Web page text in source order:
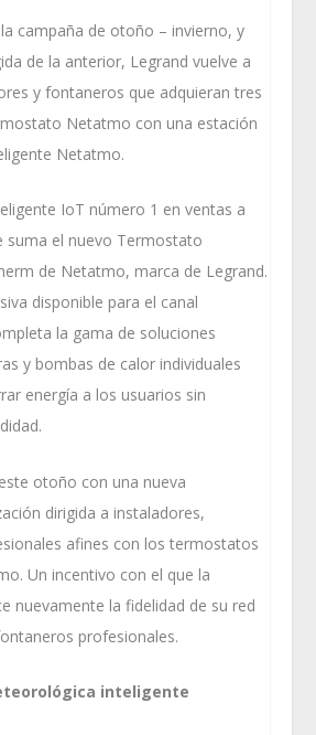
campaña de otoño – invierno, y
de la anterior, Legrand vuelve a
y fontaneros que adquieran tres
Netatmo con una estación
Netatmo.
IoT número 1 en ventas a
suma el nuevo Termostato
de Netatmo, marca de Legrand.
disponible para el canal
la gama de soluciones
y bombas de calor individuales
energía a los usuarios sin
otoño con una nueva
dirigida a instaladores,
afines con los termostatos
Un incentivo con el que la
nuevamente la fidelidad de su red
profesionales.
inteligente